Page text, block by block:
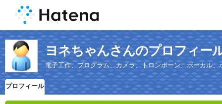
ヨネちゃんさんのプロフィー
電子工作、プログラム、カメラ、トロンボーン、ボーカル
プロフィール